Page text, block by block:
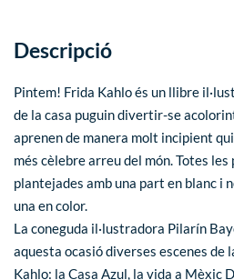
Descripció
Pintem! Frida Kahlo és un llibre
de la casa puguin divertir-se
aprenen de manera molt incipient
més cèlebre arreu del món. Totes
plantejades amb una part en blanc i
una en color.
La coneguda il·lustradora Pilarín
aquesta ocasió diverses escenes de
Kahlo: la Casa Azul, la vida a Mèxic